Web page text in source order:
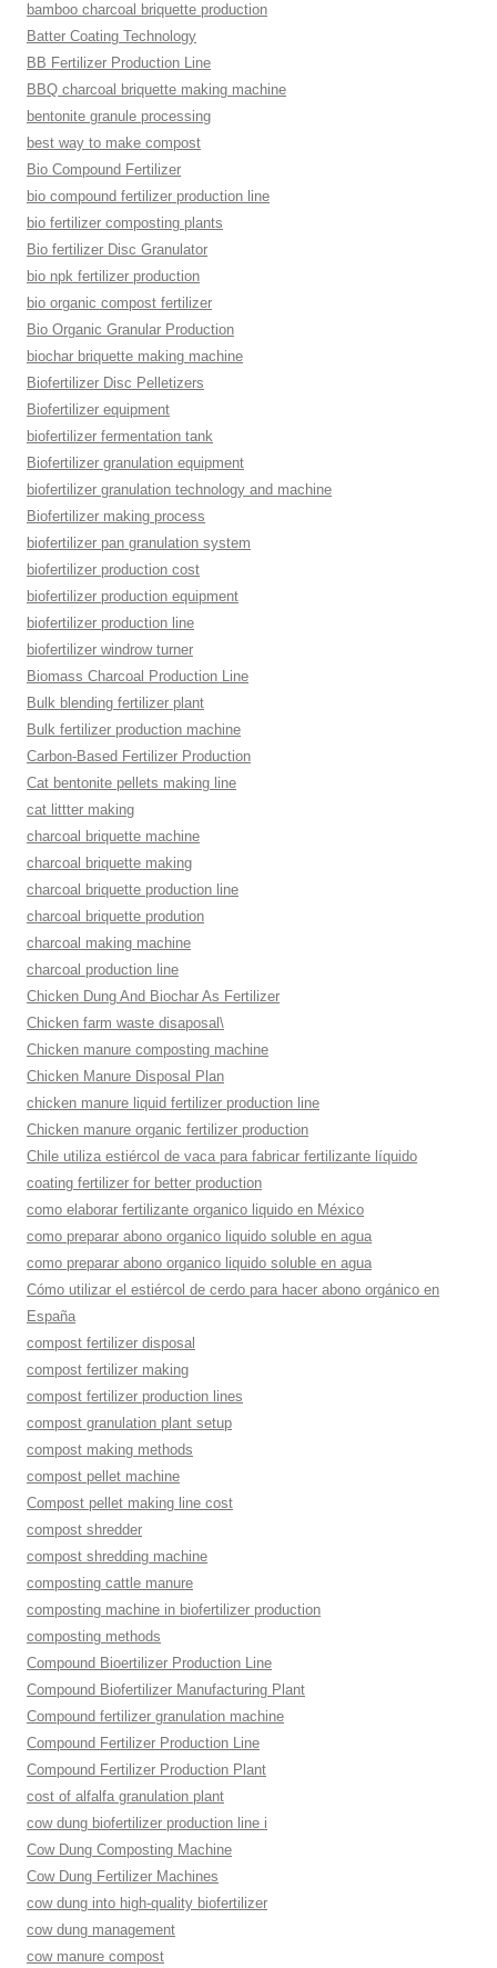
bamboo charcoal briquette production
Batter Coating Technology
BB Fertilizer Production Line
BBQ charcoal briquette making machine
bentonite granule processing
best way to make compost
Bio Compound Fertilizer
bio compound fertilizer production line
bio fertilizer composting plants
Bio fertilizer Disc Granulator
bio npk fertilizer production
bio organic compost fertilizer
Bio Organic Granular Production
biochar briquette making machine
Biofertilizer Disc Pelletizers
Biofertilizer equipment
biofertilizer fermentation tank
Biofertilizer granulation equipment
biofertilizer granulation technology and machine
Biofertilizer making process
biofertilizer pan granulation system
biofertilizer production cost
biofertilizer production equipment
biofertilizer production line
biofertilizer windrow turner
Biomass Charcoal Production Line
Bulk blending fertilizer plant
Bulk fertilizer production machine
Carbon-Based Fertilizer Production
Cat bentonite pellets making line
cat littter making
charcoal briquette machine
charcoal briquette making
charcoal briquette production line
charcoal briquette prodution
charcoal making machine
charcoal production line
Chicken Dung And Biochar As Fertilizer
Chicken farm waste disaposal\
Chicken manure composting machine
Chicken Manure Disposal Plan
chicken manure liquid fertilizer production line
Chicken manure organic fertilizer production
Chile utiliza estiércol de vaca para fabricar fertilizante líquido
coating fertilizer for better production
como elaborar fertilizante organico liquido en México
como preparar abono organico liquido soluble en agua
como preparar abono organico liquido soluble en agua
Cómo utilizar el estiércol de cerdo para hacer abono orgánico en
España
compost fertilizer disposal
compost fertilizer making
compost fertilizer production lines
compost granulation plant setup
compost making methods
compost pellet machine
Compost pellet making line cost
compost shredder
compost shredding machine
composting cattle manure
composting machine in biofertilizer production
composting methods
Compound Bioertilizer Production Line
Compound Biofertilizer Manufacturing Plant
Compound fertilizer granulation machine
Compound Fertilizer Production Line
Compound Fertilizer Production Plant
cost of alfalfa granulation plant
cow dung biofertilizer production line i
Cow Dung Composting Machine
Cow Dung Fertilizer Machines
cow dung into high-quality biofertilizer
cow dung management
cow manure compost